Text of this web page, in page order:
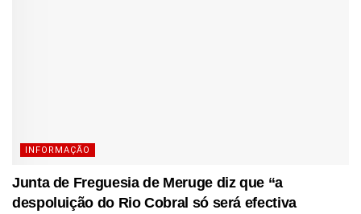
INFORMAÇÃO
Junta de Freguesia de Meruge diz que “a
despoluição do Rio Cobral só será efectiva